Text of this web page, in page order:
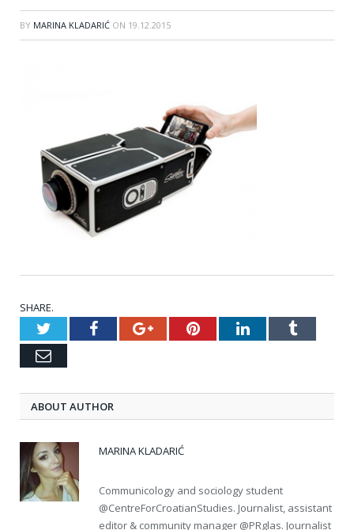
BY MARINA KLADARIĆ ON 19.12.2015
SHARE.
TwitterFacebookGoogle+PinterestLinkedInTumblr
Email
ABOUT AUTHOR
MARINA KLADARIĆ
Communicology and sociology student
@CentreForCroatianStudies. Journalist, assistant
editor & community manager @PRglas. Journalist